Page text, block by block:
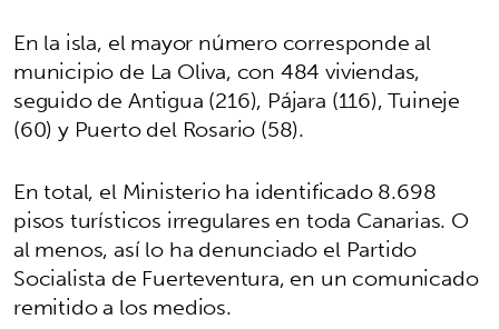
En la isla, el mayor número corresponde al
municipio de La Oliva, con 484 viviendas,
seguido de Antigua (216), Pájara (116), Tuineje
(60) y Puerto del Rosario (58).
En total, el Ministerio ha identificado 8.698
pisos turísticos irregulares en toda Canarias. O
al menos, así lo ha denunciado el Partido
Socialista de Fuerteventura, en un comunicado
remitido a los medios.